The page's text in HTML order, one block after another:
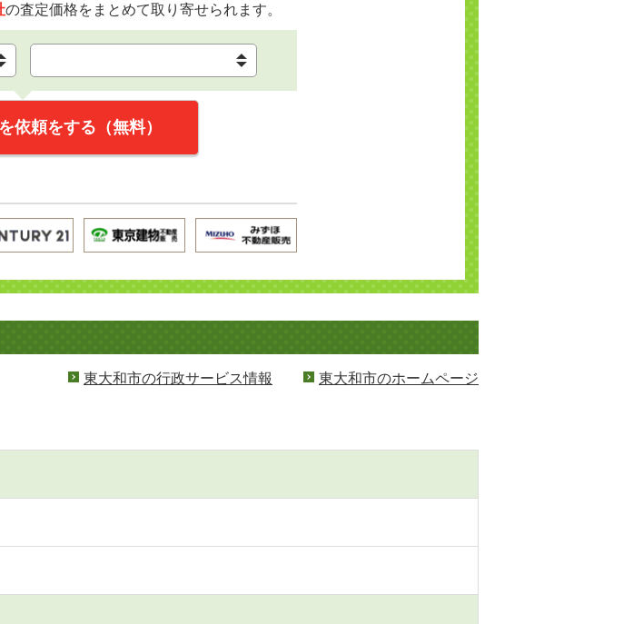
の査定価格をまとめて取り寄せられます。
依頼をする（無料）
東大和市の行政サービス情報 東大和市のホームページ